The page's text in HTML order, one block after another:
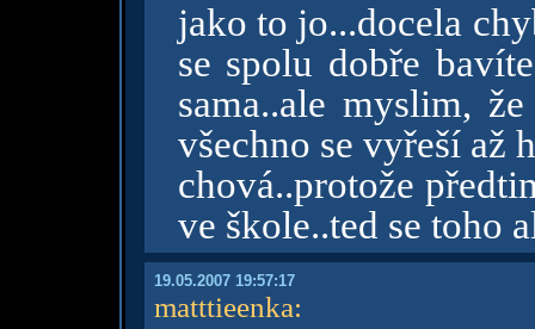
jako to jo...docela
se spolu dobře
sama..ale myslim,
všechno se vyřeší až
chová..protože
ve škole..ted se toho
19.05.2007 19:57:17
matttieenka: